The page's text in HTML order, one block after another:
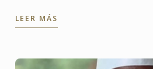
a ...
LEER MÁS